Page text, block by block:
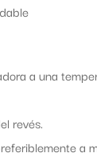
a una
revés.
a